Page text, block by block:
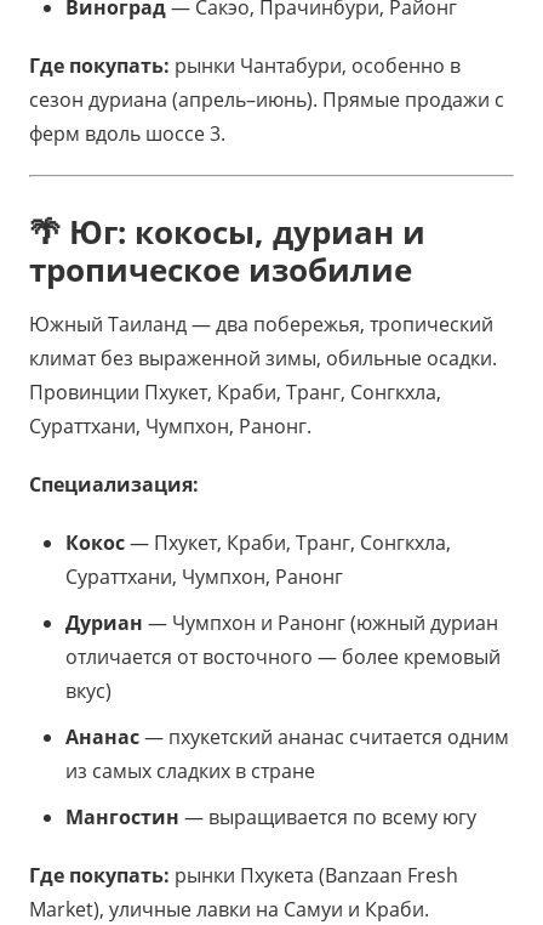
Виноград— Сакэо, Прачинбури, Районг
Где покупать: рынки Чантабури, особенно в
сезон дуриана (апрель–июнь). Прямые продажи с
ферм вдоль шоссе 3.
🌴 Юг: кокосы, дуриан и
тропическое изобилие
Южный Таиланд — два побережья, тропический
климат без выраженной зимы, обильные осадки.
Провинции Пхукет, Краби, Транг, Сонгкхла,
Сураттхани, Чумпхон, Ранонг.
Специализация:
Кокос— Пхукет, Краби, Транг, Сонгкхла,
Сураттхани, Чумпхон, Ранонг
Дуриан — Чумпхон и Ранонг (южный дуриан
отличается от восточного — более кремовый
вкус)
Ананас— пхукетский ананас считается одним
из самых сладких в стране
Мангостин — выращивается по всему югу
Где покупать: рынки Пхукета (Banzaan Fresh
Market), уличные лавки на Самуи и Краби.